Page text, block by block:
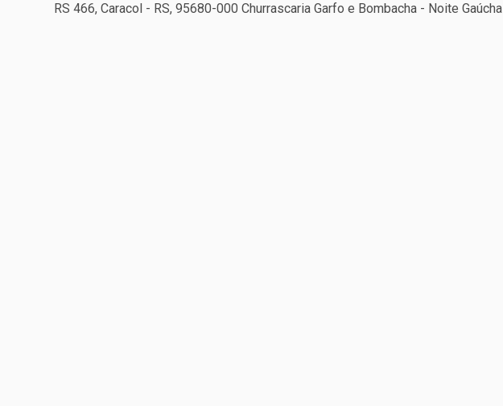
RS 466, Caracol - RS, 95680-000 Churrascaria Garfo e Bombacha - Noite Gaúcha